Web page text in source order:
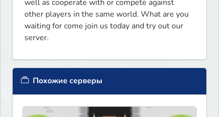
well as cooperate with or compete against
other players in the same world. What are you
waiting for come join us today and try out our
server.
Похожие серверы